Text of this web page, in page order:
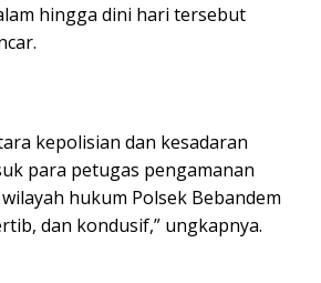
hingga dini hari tersebut
kepolisian dan kesadaran
para petugas pengamanan
hukum Polsek Bebandem
dan kondusif,” ungkapnya.